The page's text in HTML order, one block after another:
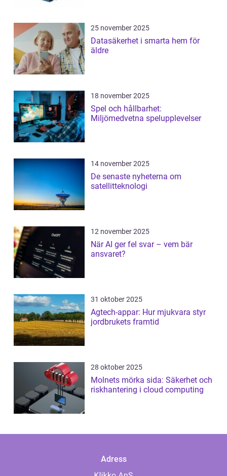
25 november 2025
Datasäkerhet i smarta hem för
äldre
18 november 2025
Spel och hållbarhet:
Miljömedvetna spelupplevelser
14 november 2025
De senaste nyheterna om
satellitteknologi
12 november 2025
När AI ger fel svar – vem bär
ansvaret?
31 oktober 2025
Agtech-appar: Hur mjukvara styr
jordbrukets framtid
28 oktober 2025
Molnets mörka sida: Säkerhet och
riskhantering i cloud computing
Adress